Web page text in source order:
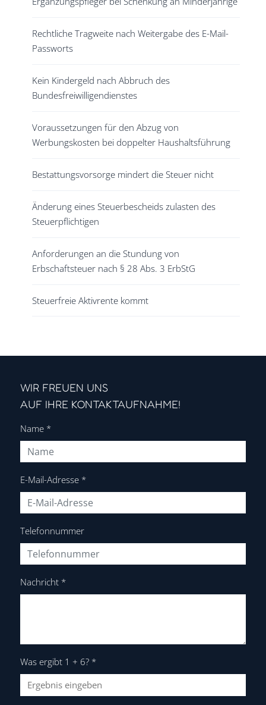
Rechtliche Tragweite nach Weitergabe des E-Mail-
Passworts
Kein Kindergeld nach Abbruch des
Bundesfreiwilligendienstes
Voraussetzungen für den Abzug von
Werbungskosten bei doppelter Haushaltsführung
Bestattungsvorsorge mindert die Steuer nicht
Änderung eines Steuerbescheids zulasten des
Steuerpflichtigen
Anforderungen an die Stundung von
Erbschaftsteuer nach § 28 Abs. 3 ErbStG
Steuerfreie Aktivrente kommt
WIR FREUEN UNS
AUF IHRE KONTAKTAUFNAHME!
Name *
E-Mail-Adresse *
Telefonnummer
Nachricht *
Was ergibt 1 + 6? *